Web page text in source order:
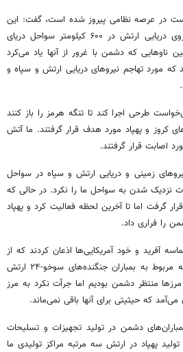
در عرصه نظامی پیروز شده است، گفت: این
حرف دشمن دروغ است زیرا نیروی دریایی ارتش در ۶۰۰ کیلومتر سواحل دریای
ناوهایی که دشمن با غرور از آنها یاد می‌کرد
مورد تهاجم نیروهای دریایی ارتش و سپاه و
طرحی اجرا کند تا تنگه هرمز را باز کنند
کروز و پهپاد مورد هدف قرار گرفتند. ما آتش
اصابت قرار گرفتند.
زمینی و دریایی ارتش و سپاه در سواحل
شدن به سواحل ما را نکرد. در حالی که
گرفت اما تا آخرین لحظه فعالیت کرد و پهپاد
را فراری داد.
آفرید و خود آمریکایی‌ها اذعان کردند که از
۱۳ کشته آنها در العدید، ۶ کشته مربوط به بمباران جنگنده‌های سوخو-۲۴ ارتش
منتظر دشمن بودیم اما جرأت نکرد به مرز
که حیثیتی برای آنها باقی نمی‌ماند.
دشمن در تولید تجهیزات و تسلیحات
پهپاد در ارتش سه مرتبه مراکز تولیدی ما